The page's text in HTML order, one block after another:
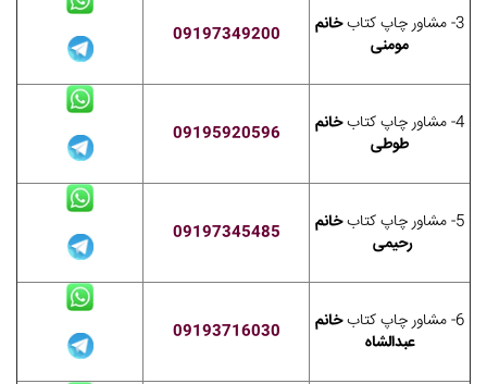
3- مشاور چاپ کتاب
خانم
مومنی
09197349200
4- مشاور چاپ کتاب
خانم
طوطی
09195920596
5- مشاور چاپ کتاب
خانم
رحیمی
09197345485
6- مشاور چاپ کتاب
خانم
عبدالشاه
09193716030